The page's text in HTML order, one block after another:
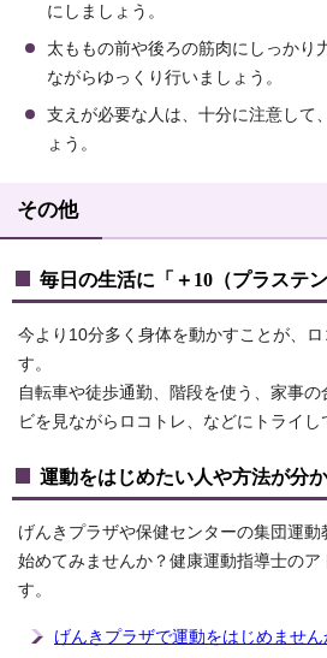
にしましょう。
太ももの前や後ろの筋肉にしっかり
ながらゆっくり行いましょう。
支えが必要な人は、十分に注意して
ょう。
その他
毎日の生活に「＋10（プラステ
今より10分多く身体を動かすことが、
す。
自転車や徒歩通勤、階段を使う、家事
ビを見ながらロコトレ、などにトライし
運動をはじめたい人や方法が分
げんきプラザや保健センターの集団運
始めてみませんか？健康運動指導士のア
す。
げんきプラザで運動をはじめません